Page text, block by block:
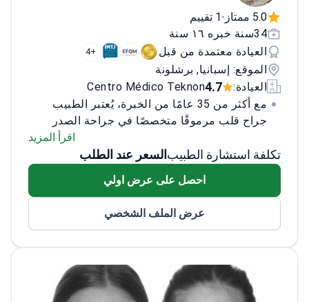
5.0 ممتاز •1 تقييم
34سنة خبره ١٦ سنة
العيادة معتمدة من قبل
+4
الموقع: إسبانيا, برشلونة
العيادة:
4.7
Centro Médico Teknon
مع أكثر من 35 عامًا من الخبرة، يُعتبر الطبيب
جراح قلب مرموقًا متخصصًا في جراحة الصدر
والإجراءات طفيفة التوغل. يُعترف به كواحد من
ساهم بشكل كبير في جراحة صمامات القلب من
الجمعية الإسبانية لجراحة القلب، والمجلس
باسم منظمة كاتالونيا لزراعة الأعضاء ويشغل
منصب أستاذ مشارك في الجراحة في جامعة
اقرأ المزيد
تكلفة استشارة الطبيب السعر عند الطلب
احصل على عرض اولي
عرض الملف الشخصي